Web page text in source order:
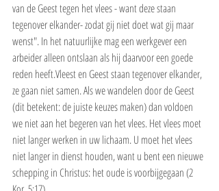
van de Geest tegen het vlees - want deze staan
tegenover elkander- zodat gij niet doet wat gij maar
wenst". In het natuurlijke mag een werkgever een
arbeider alleen ontslaan als hij daarvoor een goede
reden heeft.Vleest en Geest staan tegenover elkander,
ze gaan niet samen. Als we wandelen door de Geest
(dit betekent: de juiste keuzes maken) dan voldoen
we niet aan het begeren van het vlees. Het vlees moet
niet langer werken in uw lichaam. U moet het vlees
niet langer in dienst houden, want u bent een nieuwe
schepping in Christus: het oude is voorbijgegaan (2